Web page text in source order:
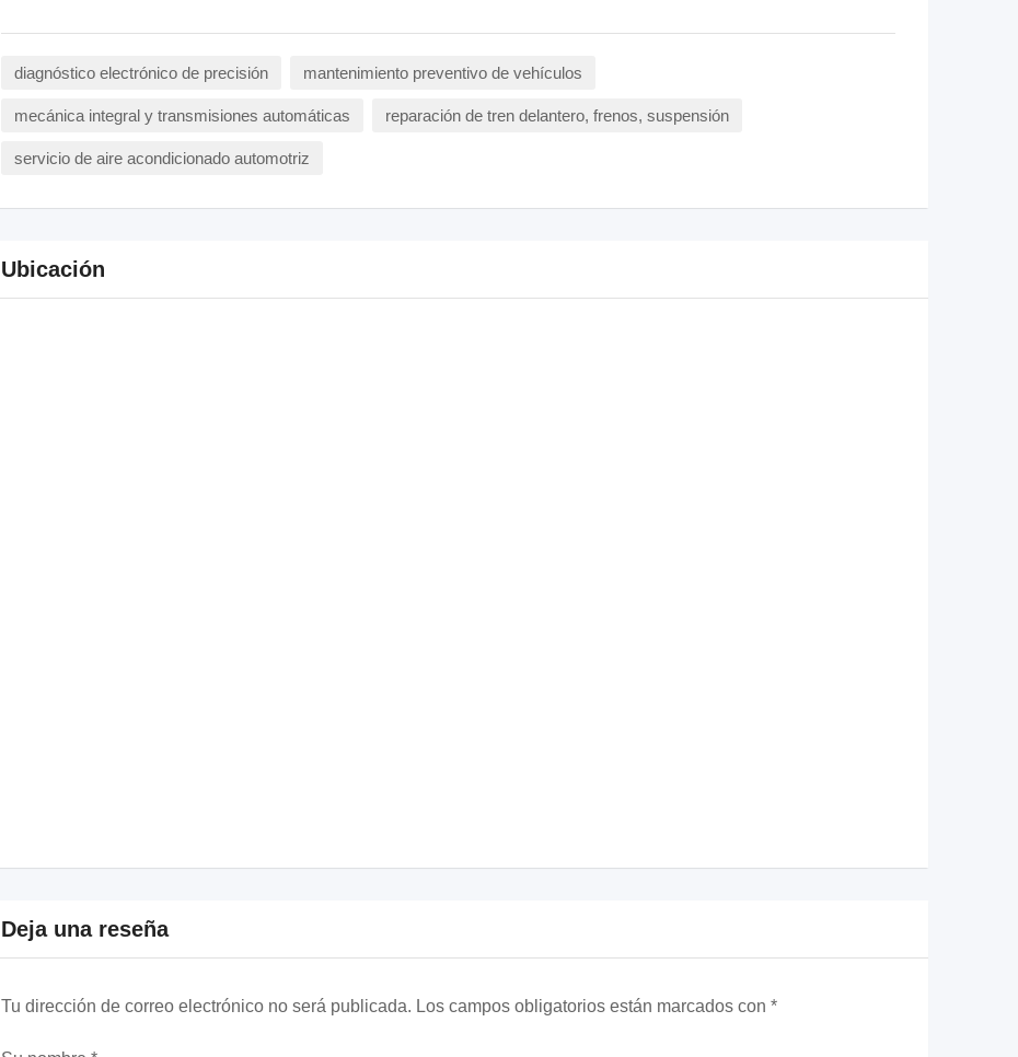
diagnóstico electrónico de precisión mantenimiento preventivo de vehículos
mecánica integral y transmisiones automáticas reparación de tren delantero, frenos, suspensión
servicio de aire acondicionado automotriz
Ubicación
Deja una reseña
Tu dirección de correo electrónico no será publicada. Los campos obligatorios están marcados con *